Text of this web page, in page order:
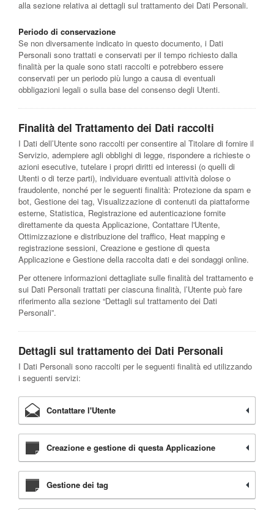
alla sezione relativa ai dettagli sul trattamento dei Dati Personali.
Periodo di conservazione
Se non diversamente indicato in questo documento, i Dati
Personali sono trattati e conservati per il tempo richiesto dalla
finalità per la quale sono stati raccolti e potrebbero essere
conservati per un periodo più lungo a causa di eventuali
obbligazioni legali o sulla base del consenso degli Utenti.
Finalità del Trattamento dei Dati raccolti
I Dati dell’Utente sono raccolti per consentire al Titolare di fornire il
Servizio, adempiere agli obblighi di legge, rispondere a richieste o
azioni esecutive, tutelare i propri diritti ed interessi (o quelli di
Utenti o di terze parti), individuare eventuali attività dolose o
fraudolente, nonché per le seguenti finalità: Protezione da spam e
bot, Gestione dei tag, Visualizzazione di contenuti da piattaforme
esterne, Statistica, Registrazione ed autenticazione fornite
direttamente da questa Applicazione, Contattare l'Utente,
Ottimizzazione e distribuzione del traffico, Heat mapping e
registrazione sessioni, Creazione e gestione di questa
Applicazione e Gestione della raccolta dati e dei sondaggi online.
Per ottenere informazioni dettagliate sulle finalità del trattamento e
sui Dati Personali trattati per ciascuna finalità, l’Utente può fare
riferimento alla sezione “Dettagli sul trattamento dei Dati
Personali”.
Dettagli sul trattamento dei Dati Personali
I Dati Personali sono raccolti per le seguenti finalità ed utilizzando
i seguenti servizi:
Contattare l'Utente
Creazione e gestione di questa Applicazione
Gestione dei tag